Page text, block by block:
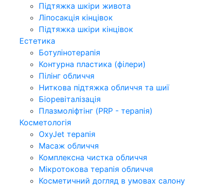
Підтяжка шкіри живота
Ліпосакція кінцівок
Підтяжка шкіри кінцівок
Естетика
Ботулінотерапія
Контурна пластика (філери)
Пілінг обличчя
Ниткова підтяжка обличчя та шиї
Біоревіталізація
Плазмоліфтінг (PRP - терапія)
Косметологія
OxyJet терапія
Масаж обличчя
Комплексна чистка обличчя
Мікротокова терапія обличчя
Косметичний догляд в умовах салону